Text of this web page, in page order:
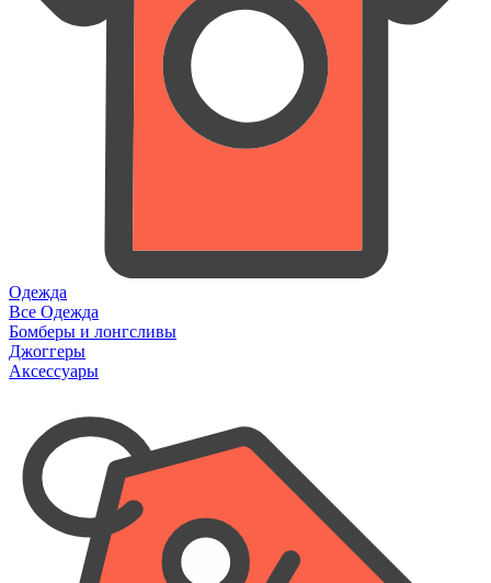
Одежда
Все Одежда
Бомберы и лонгсливы
Джоггеры
Аксессуары